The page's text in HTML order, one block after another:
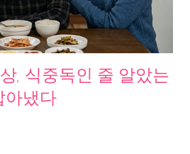
인데 전문 의료행위인 도수치료가 4만
며 즉각 철회를 요구했다. 소셜미디어
치료라니 의사들이 가만있겠냐”는 반
자기 칼을 빼들었을까 이건 갑자기 나
년 11월, 한겨레가 “실손보험 믿고 ‘툭
본다”를 단독 보도했다. 같은 시기 금
최대 94건 청구, 최대 4,350만 원이라
, 식중독인 줄 알았는
아냈다